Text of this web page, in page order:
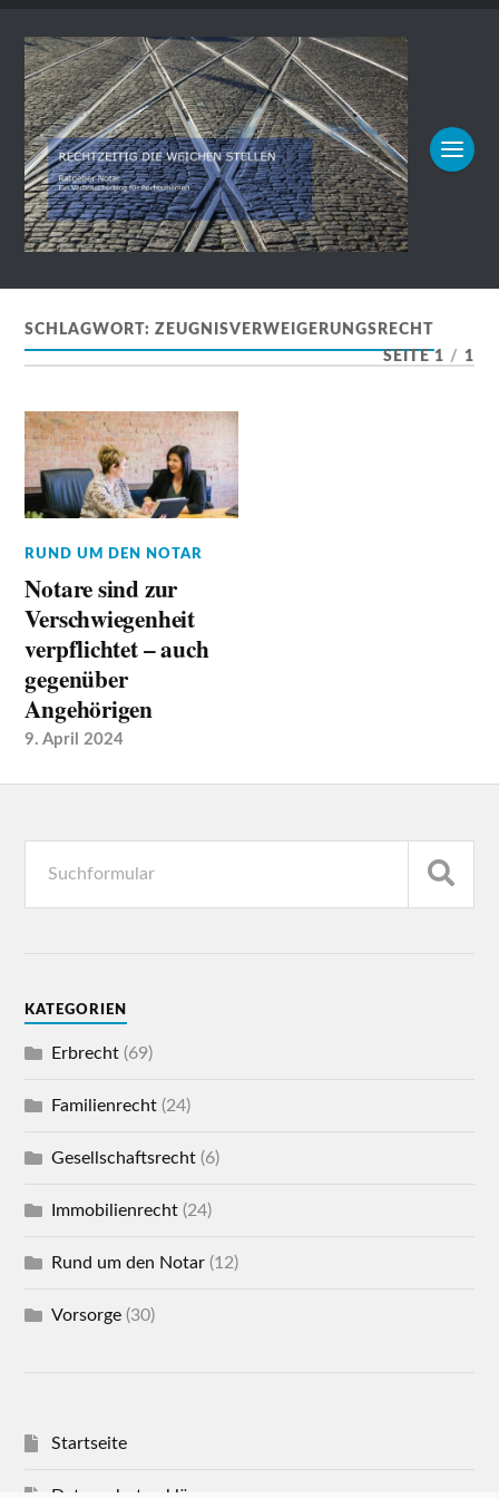
SCHLAGWORT:ZEUGNISVERWEIGERUNGSRECHT
SEITE 1 / 1
RUND UM DEN NOTAR
Notare sind zur
Verschwiegenheit
verpflichtet – auch
gegenüber
Angehörigen
9. April 2024
KATEGORIEN
Erbrecht (69)
Familienrecht (24)
Gesellschaftsrecht (6)
Immobilienrecht (24)
Rund um den Notar (12)
Vorsorge (30)
Startseite